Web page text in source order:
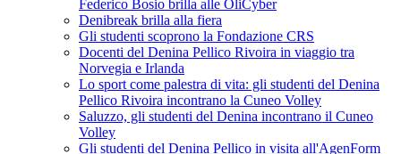
Federico Bosio brilla alle OliCyber
Denibreak brilla alla fiera
Gli studenti scoprono la Fondazione CRS
Docenti del Denina Pellico Rivoira in viaggio tra
Norvegia e Irlanda
Lo sport come palestra di vita: gli studenti del Denina
Pellico Rivoira incontrano la Cuneo Volley
Saluzzo, gli studenti del Denina incontrano il Cuneo
Volley
Gli studenti del Denina Pellico in visita all'AgenForm